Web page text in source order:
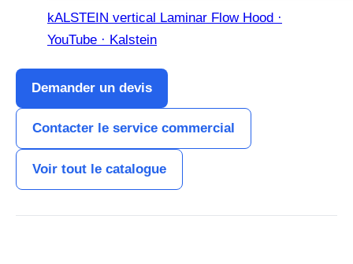
kALSTEIN vertical Laminar Flow Hood ·
YouTube · Kalstein
Demander un devis
Contacter le service commercial
Voir tout le catalogue